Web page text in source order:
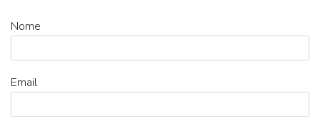
Nome
Email